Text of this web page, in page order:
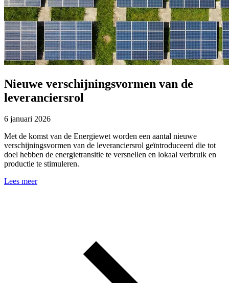
Nieuwe verschijningsvormen van de
leveranciersrol
6 januari 2026
Met de komst van de Energiewet worden een aantal nieuwe
verschijningsvormen van de leveranciersrol geïntroduceerd die tot
doel hebben de energietransitie te versnellen en lokaal verbruik en
productie te stimuleren.
Lees meer